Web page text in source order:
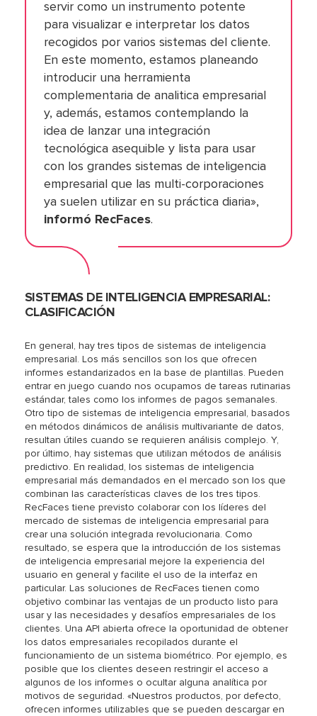
servir como un instrumento potente
para visualizar e interpretar los datos
recogidos por varios sistemas del cliente.
En este momento, estamos planeando
introducir una herramienta
complementaria de analitica empresarial
y, además, estamos contemplando la
idea de lanzar una integración
tecnológica asequible y lista para usar
con los grandes sistemas de inteligencia
empresarial que las multi-corporaciones
ya suelen utilizar en su práctica diaria»,
informó RecFaces.
SISTEMAS DE INTELIGENCIA EMPRESARIAL:
CLASIFICACIÓN
En general, hay tres tipos de sistemas de inteligencia
empresarial. Los más sencillos son los que ofrecen
informes estandarizados en la base de plantillas. Pueden
entrar en juego cuando nos ocupamos de tareas rutinarias
estándar, tales como los informes de pagos semanales.
Otro tipo de sistemas de inteligencia empresarial, basados
en métodos dinámicos de análisis multivariante de datos,
resultan útiles cuando se requieren análisis complejo. Y,
por último, hay sistemas que utilizan métodos de análisis
predictivo. En realidad, los sistemas de inteligencia
empresarial más demandados en el mercado son los que
combinan las características claves de los tres tipos.
RecFaces tiene previsto colaborar con los líderes del
mercado de sistemas de inteligencia empresarial para
crear una solución integrada revolucionaria. Como
resultado, se espera que la introducción de los sistemas
de inteligencia empresarial mejore la experiencia del
usuario en general y facilite el uso de la interfaz en
particular. Las soluciones de RecFaces tienen como
objetivo combinar las ventajas de un producto listo para
usar y las necesidades y desafíos empresariales de los
clientes. Una API abierta ofrece la oportunidad de obtener
los datos empresariales recopilados durante el
funcionamiento de un sistema biométrico. Por ejemplo, es
posible que los clientes deseen restringir el acceso a
algunos de los informes o ocultar alguna analítica por
motivos de seguridad. «Nuestros productos, por defecto,
ofrecen informes utilizables que se pueden descargar en